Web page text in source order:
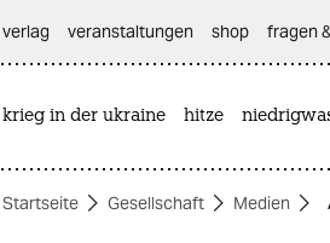
themen
verlag
veranstaltungen shop fragen
krieg in der ukraine hitze
Startseite Gesellschaft Medien